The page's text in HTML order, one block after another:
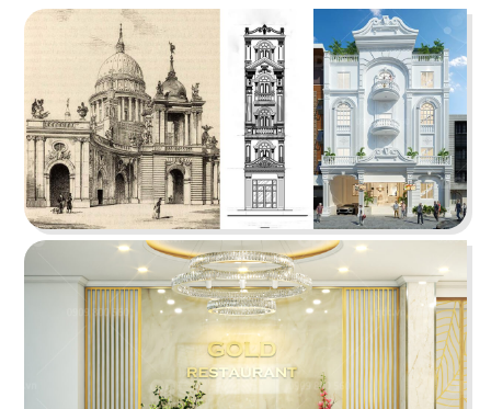
ÁN
SHOWROOM
TIN
TỨC
LIÊN
HỆ
THE STREET "NHẬU CÓ CHẤT"
The Street được dựa trên văn hóa vỉa hè độc
đáo, xen lẫn hơi thở của đường phố, mang đến
vẻ đẹp Việt Nam đặc trưng cho thực khách
Chi tiết